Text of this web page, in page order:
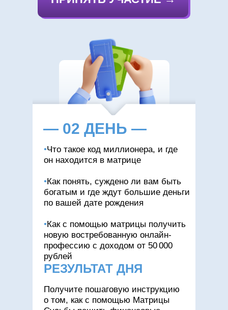
— 02 ДЕНЬ —
•Что такое код миллионера, и где
он находится в матрице
•Как понять, суждено ли вам быть
богатым и где ждут большие деньги
по вашей дате рождения
•Как с помощью матрицы получить
новую востребованную онлайн-
профессию с доходом от 50 000
рублей
РЕЗУЛЬТАТ ДНЯ
Получите пошаговую инструкцию
о том, как с помощью Матрицы